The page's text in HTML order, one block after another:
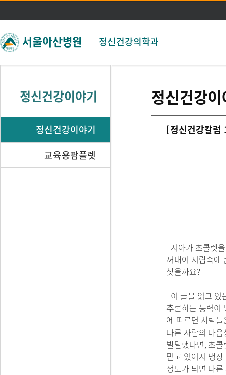
주메뉴 바로가기
본문 바로가기
정신건강의학과
정신건강이야기
정신건강이야기
교육용팜플렛
정신건강
[정신건강칼럼
서아가 초콜렛
꺼내어 서랍속
찾을까요?
이 글을 읽고 있
추론하는 능력이
에 따르면 사람
다른 사람의 마
발달했다면, 초
믿고 있어서 냉
정도가 되면 다